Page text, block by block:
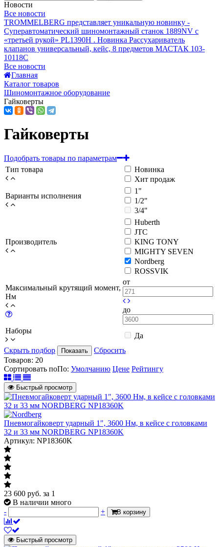
Новости
Все новости
TROMMELBERG представляет уникальную новинку -
Суперавтоматический шиномонтажный станок 1889NV с
«третьей рукой» PL1390H . Новинка Рассухариватель
клапанов универсальный, кейс, 8 предметов МАСТАК 103-
10118C
Все новости
Главная
Каталог товаров
Шиномонтажное оборудование
Гайковерты
Гайковерты
Подобрать товары по параметрам
Тип товара
Новинка
Хит продаж
Варианты исполнения
1"
1/2"
3/4"
Производитель
Huberth
JTC
KING TONY
MIGHTY SEVEN
Nordberg
ROSSVIK
Максимальный крутящий момент,
Нм
от
до
Наборы
Да
Скрыть подбор
Показать
Сбросить
Товаров: 20
Сортировать поПо: Умолчанию Цене Рейтингу
Быстрый просмотр
Пневмогайковерт ударный 1", 3600 Нм, в кейсе с головками
32 и 33 мм NORDBERG NP18360K
Артикул: NP18360K
23 600 руб. за 1
В наличии много
-
+ В корзину
Быстрый просмотр